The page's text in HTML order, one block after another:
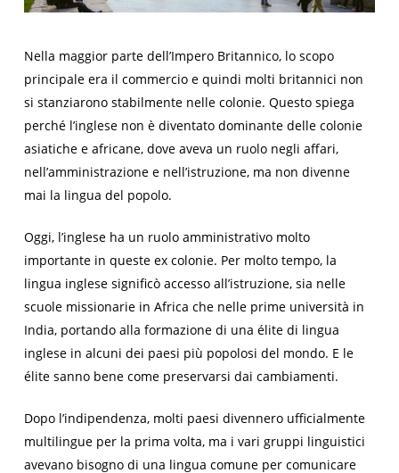
Nella maggior parte dell’Impero Britannico, lo scopo
principale era il commercio e quindi molti britannici non
si stanziarono stabilmente nelle colonie. Questo spiega
perché l’inglese non è diventato dominante delle colonie
asiatiche e africane, dove aveva un ruolo negli affari,
nell’amministrazione e nell’istruzione, ma non divenne
mai la lingua del popolo.
Oggi, l’inglese ha un ruolo amministrativo molto
importante in queste ex colonie. Per molto tempo, la
lingua inglese significò accesso all’istruzione, sia nelle
scuole missionarie in Africa che nelle prime università in
India, portando alla formazione di una élite di lingua
inglese in alcuni dei paesi più popolosi del mondo. E le
élite sanno bene come preservarsi dai cambiamenti.
Dopo l’indipendenza, molti paesi divennero ufficialmente
multilingue per la prima volta, ma i vari gruppi linguistici
avevano bisogno di una lingua comune per comunicare